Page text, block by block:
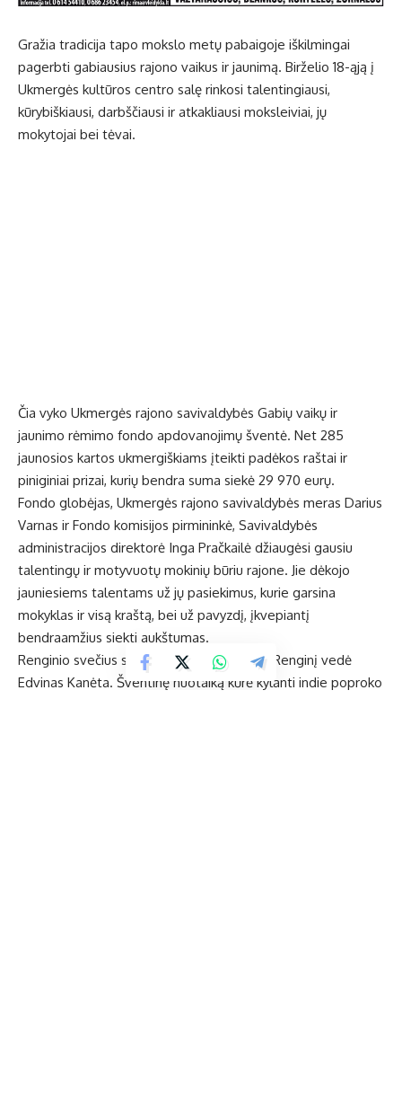
Gražia tradicija tapo mokslo metų pabaigoje iškilmingai
pagerbti gabiausius rajono vaikus ir jaunimą. Birželio 18-ąją į
Ukmergės kultūros centro salę rinkosi talentingiausi,
kūrybiškiausi, darbščiausi ir atkakliausi moksleiviai, jų
mokytojai bei tėvai.
Čia vyko Ukmergės rajono savivaldybės Gabių vaikų ir
jaunimo rėmimo fondo apdovanojimų šventė. Net 285
jaunosios kartos ukmergiškiams įteikti padėkos raštai ir
piniginiai prizai, kurių bendra suma siekė 29 970 eurų.
Fondo globėjas, Ukmergės rajono savivaldybės meras Darius
Varnas ir Fondo komisijos pirmininkė, Savivaldybės
administracijos direktorė Inga Pračkailė džiaugėsi gausiu
talentingų ir motyvuotų mokinių būriu rajone. Jie dėkojo
jauniesiems talentams už jų pasiekimus, kurie garsina
mokyklas ir visą kraštą, bei už pavyzdį, įkvepiantį
bendraamžius siekti aukštumas.
Renginio svečius sutiko linksmuolė panda. Renginį vedė
Edvinas Kanėta. Šventinę nuotaiką kūrė kylanti indie poproko